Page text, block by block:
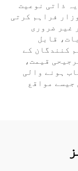
ذاتی نوعیت
فراہم کرتی
غیر ضروری
قابل
کنندگان کے
قیمت،
ہونے والی
جیسے مواقع